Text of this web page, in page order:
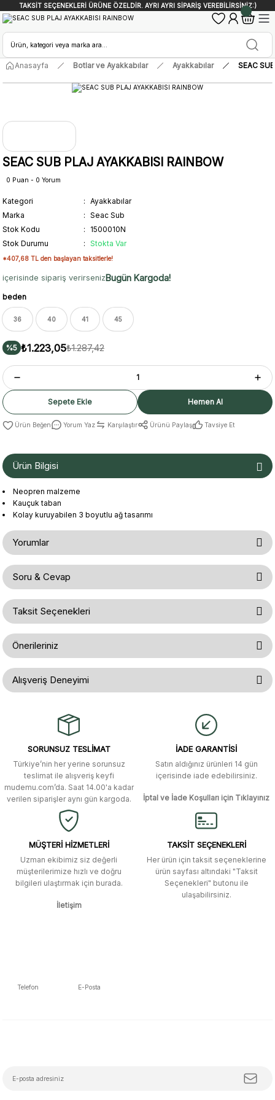
TAKSİT SEÇENEKLERİ ÜRÜNE ÖZELDİR. AYRI AYRI SİPARİŞ VEREBİLİRSİNİZ:)
Anasayfa Botlar ve Ayakkabılar Ayakkabılar SEAC
SEAC SUB PLAJ AYAKKABISI RAINBOW
0 Puan - 0 Yorum
Kategori
Ayakkabılar
Marka
Seac Sub
Stok Kodu
1500010N
Stok Durumu
Stokta Var
*407,68 TL den başlayan taksitlerle!
içerisinde sipariş verirsenizBugün Kargoda!
beden
36 40 41 45
%5 ₺1.223,05₺1.287,42
Sepete Ekle Hemen Al
Yorum Yaz Karşılaştır Ürünü Paylaş Tavsiye Et
Ürün Bilgisi
Neopren malzeme
Kauçuk taban
Kolay kuruyabilen 3 boyutlu ağ tasarımı
Yorumlar
Bu ürüne ilk yorumu siz yapın!
Yorum Yaz
Soru & Cevap
Ürün hakkında henüz soru sorulmamış.
Soru Sor
Taksit Seçenekleri
Önerileriniz
Bu ürünün fiyat bilgisi, resim, ürün açıklamalarında ve diğer konularda
yetersiz gördüğünüz noktaları öneri formunu kullanarak tarafımıza
iletebilirsiniz.
Ürün resmi kalitesiz, bozuk veya görüntülenemiyor.
Ürün bilgilerinde hatalar bulunuyor.
Ürün fiyatı diğer sitelerden daha pahalı.
Bu ürüne benzer farklı alternatifler olmalı.
Alışveriş Deneyimi
alışverişti. Ürün bir gün sonra elime
ulaştı. Mağaza yetkilileri oldukça
yanıt aldım ve çözüm buldum.
Murat Duman | 17/03/2026
Site güvenilir ve kullanışlı, fakat
kavela ve diğer ahşap aksesuarları
menü seçeneklerinde bulunmuyor,
spesifik olarak "kavela" terimini
aratarak bulunabilir.
M... K... | 12/12/2025
Ben bu kadar hızlı bir teslimat
Ben bu kadar hızlı bir teslimat
SORUNSUZ TESLİMAT
Türkiye’nin her yerine sorunsuz
teslimat ile alışveriş keyfi
mudemu.com’da. Saat 14.00'a kadar
verilen siparişler aynı gün kargoda.
İADE GARANTİSİ
Satın aldığınız ürünleri 14 gün
içerisinde iade edebilirsiniz.
İptal ve İade Koşulları için Tıklayınız
MÜŞTERİ HİZMETLERİ
Uzman ekibimiz siz değerli
müşterilerimize hızlı ve doğru
bilgileri ulaştırmak için burada.
İletişim
TAKSİT SEÇENEKLERİ
Her ürün için taksit seçeneklerine
ürün sayfası altındaki "Taksit
Seçenekleri" butonu ile
ulaşabilirsiniz.
Telefon E-Posta